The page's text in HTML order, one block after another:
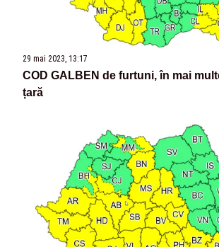
29 mai 2023, 13:17
COD GALBEN de furtuni, în mai
țară